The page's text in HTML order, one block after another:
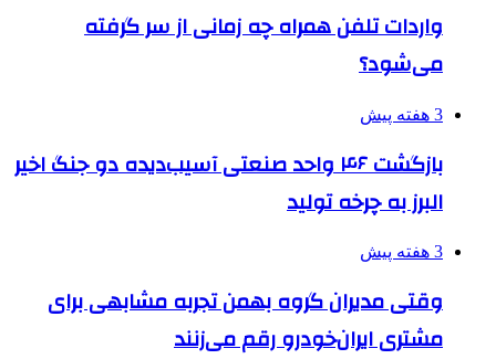
واردات تلفن همراه چه زمانی از سر گرفته
می‌شود؟
3 هفته پیش
بازگشت ۴۶ واحد صنعتی آسیب‌دیده دو جنگ اخیر
البرز به چرخه تولید
3 هفته پیش
وقتی مدیران گروه بهمن تجربه مشابهی برای
مشتری ایران‌خودرو رقم می‌زنند